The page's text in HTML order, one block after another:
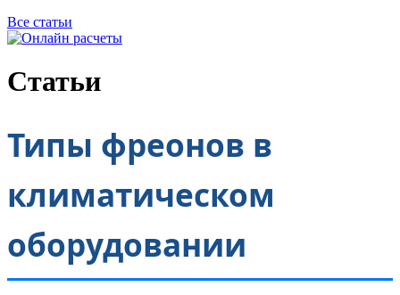
Все статьи
Статьи
Типы фреонов в
климатическом
оборудовании